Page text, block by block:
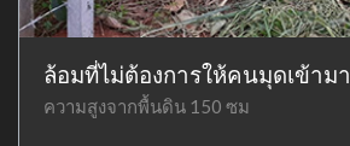
ล้อมที่ไม่ต้องการให้คนมุดเข้ามา
ความสูงจากพื้นดิน 150 ซม